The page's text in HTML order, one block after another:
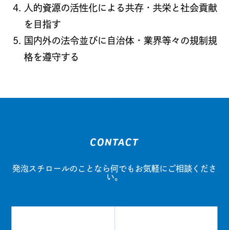
人的資源の活性化による共存・共栄と社会貢献
を目指す
国内外の法令並びに自治体・業界等々の規制規
格を遵守する
CONTACT
発泡スチロールのことなら何でもお気軽にご相談くださ
い。